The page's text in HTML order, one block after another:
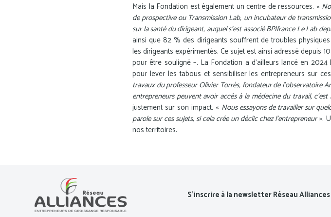
Mais la Fondation est également un centre de ressources. «
de prospective ou Transmission Lab, un incubateur de
sur la santé du dirigeant, auquel s’est associé BPIfrance Le Lab
ainsi que 82 % des dirigeants souffrent de troubles
les dirigeants expérimentés. Ce sujet est ainsi adressé depuis
pour être souligné –. La Fondation a d’ailleurs lancé en
pour lever les tabous et sensibiliser les entrepreneurs sur
travaux du professeur Olivier Torrès, fondateur de l'observatoire
entrepreneurs peuvent avoir accès à la médecine du travail,
justement sur son impact. « Nous essayons de travailler sur
parole sur ces sujets, si cela crée un déclic chez l’entrepreneur».
nos territoires.
S’inscrire à la newsletter Réseau Alliances